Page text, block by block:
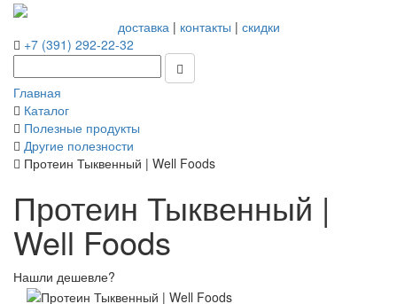
доставка| контакты | скидки
+7 (391) 292-22-32
Главная
Каталог
Полезные продукты
Другие полезности
Протеин Тыквенный | Well Foods
Протеин Тыквенный |
Well Foods
Нашли дешевле?